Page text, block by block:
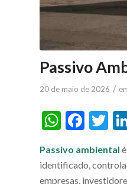
Passivo
20 de maio de 2026 /
Passivo ambiental
identificado,
empresas,